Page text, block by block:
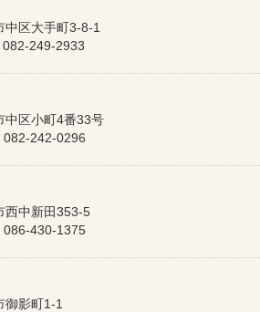
区大手町3-8-1
249-2933
中区小町4番33号
082-242-0296
西中新田353-5
086-430-1375
御影町1-1